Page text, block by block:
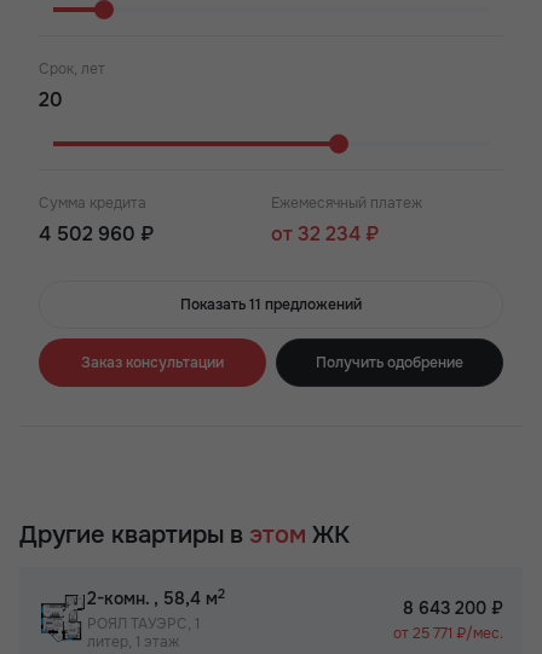
Срок, лет
Сумма кредита
4 502 960 ₽
Ежемесячный платеж
от 32 234 ₽
Показать 11 предложений
Заказ консультации Получить одобрение
Другие квартиры в этом ЖК
2-комн. , 58,4 м2
РОЯЛ ТАУЭРС, 1
литер, 1 этаж
8 643 200 ₽
от 25 771 ₽/мес.